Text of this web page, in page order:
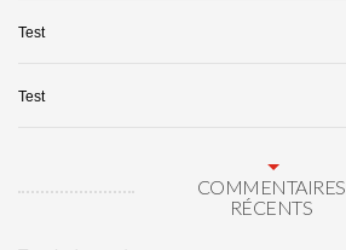
Test
Test
COMMENTAIRES
RÉCENTS